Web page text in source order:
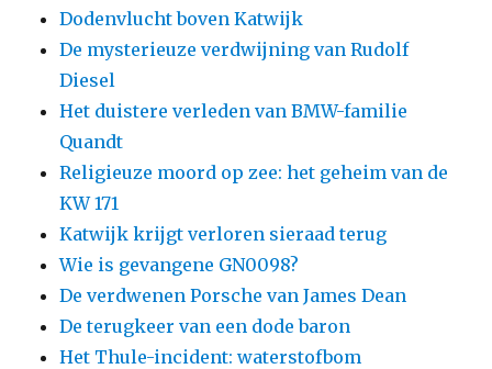
Dodenvlucht boven Katwijk
De mysterieuze verdwijning van Rudolf
Diesel
Het duistere verleden van BMW-familie
Quandt
Religieuze moord op zee: het geheim van de
KW 171
Katwijk krijgt verloren sieraad terug
Wie is gevangene GN0098?
De verdwenen Porsche van James Dean
De terugkeer van een dode baron
Het Thule-incident: waterstofbom